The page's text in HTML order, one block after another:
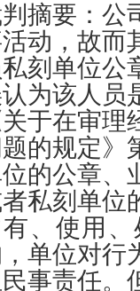
摘要 ： 公
动 ， 故而
私刻单位公
为该人员
关于在审理
的规定》
的公章、
私刻单位
、使用 、
， 单位对行
事责任。